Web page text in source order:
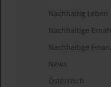
Nachhaltig Leben
Nachhaltige
Nachhaltige
News
Österreich